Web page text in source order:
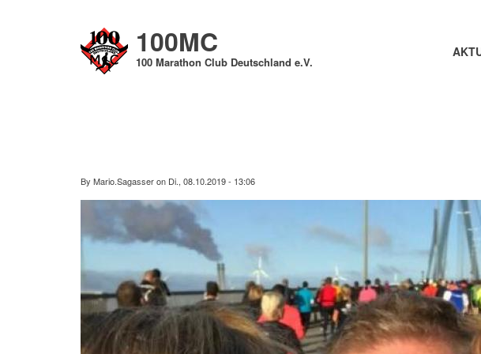
100MC
100 Marathon Club Deutschland e.V.
By Mario.Sagasseron Di., 08.10.2019 - 13:06